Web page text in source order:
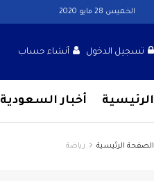
الخميس 28 مايو 2020
تسجيل الدخول أنشاء حساب
الرئيسية أخبار السعودية
الصفحة الرئيسية رياضة